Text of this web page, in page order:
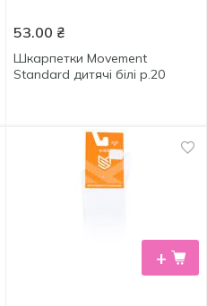
53.00 ₴
Шкарпетки Movement
Standard дитячі білі р.20
+